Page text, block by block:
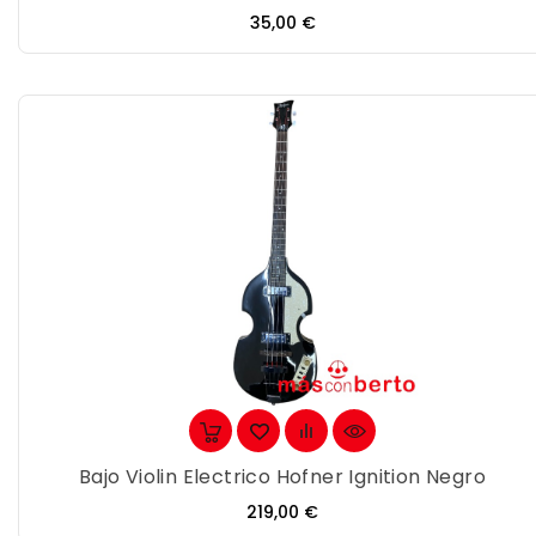
Precio
35,00 €
Bajo Violin Electrico Hofner Ignition Negro
Precio
219,00 €